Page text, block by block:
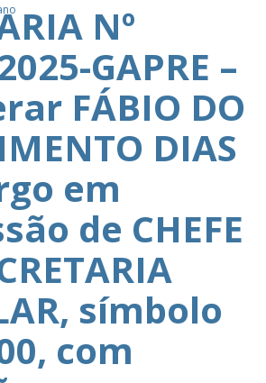
Nº
GAPRE –
FÁBIO DO
DIAS
em
de CHEFE
símbolo
com